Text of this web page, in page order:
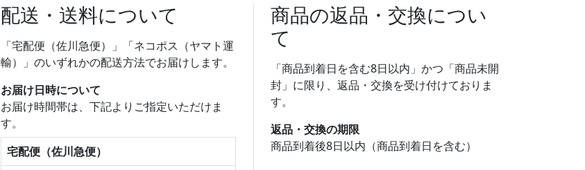
配送・送料について
「宅配便（佐川急便）」「ネコポス（ヤマト運
輸）」のいずれかの配送方法でお届けします。
お届け日時について
お届け時間帯は、下記よりご指定いただけま
す。
宅配便（佐川急便）
商品の返品・交換につい
て
「商品到着日を含む8日以内」かつ「商品未開
封」に限り、返品・交換を受け付けておりま
す。
返品・交換の期限
商品到着後8日以内（商品到着日を含む）